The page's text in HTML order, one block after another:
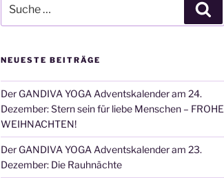
nach:
NEUESTE BEITRÄGE
Der GANDIVA YOGA Adventskalender am 24.
Dezember: Stern sein für liebe Menschen – FROHE
WEIHNACHTEN!
Der GANDIVA YOGA Adventskalender am 23.
Dezember: Die Rauhnächte